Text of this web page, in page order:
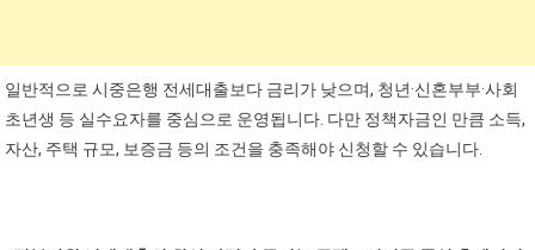
일반적으로 시중은행 전세대출보다 금리가 낮으며, 청년·신혼부부·사회
초년생 등 실수요자를 중심으로 운영됩니다. 다만 정책자금인 만큼 소득,
자산, 주택 규모, 보증금 등의 조건을 충족해야 신청할 수 있습니다.